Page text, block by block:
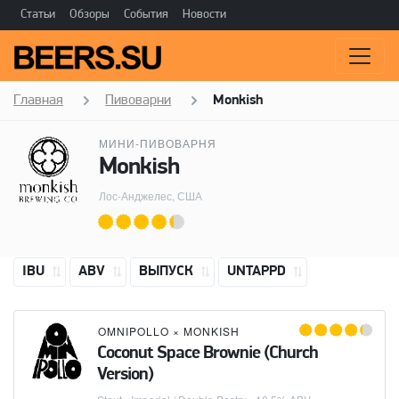
Статьи Обзоры События Новости
Главная Пивоварни Monkish
МИНИ-ПИВОВАРНЯ
Monkish
Лос-Анджелес, США
IBU ABV ВЫПУСК UNTAPPD
OMNIPOLLO × MONKISH
Coconut Space Brownie (Church
Version)